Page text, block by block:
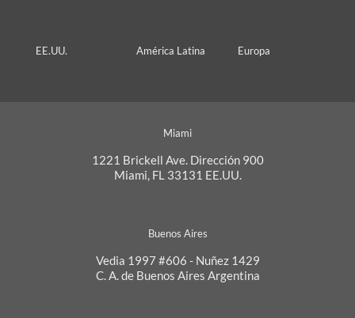
EE.UU. América Latina Europa
Miami
1221 Brickell Ave. Dirección 900
Miami, FL 33131 EE.UU.
Buenos Aires
Vedia 1997 #606 - Nuñez 1429
C. A. de Buenos Aires Argentina